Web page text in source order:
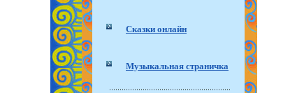
Сказки онлайн
Музыкальная страничка